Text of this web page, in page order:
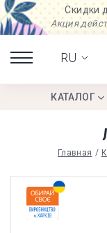
Скидки
Акция
RU
КАТАЛОГ
Главная